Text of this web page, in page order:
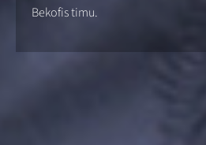
Bekofis timu.